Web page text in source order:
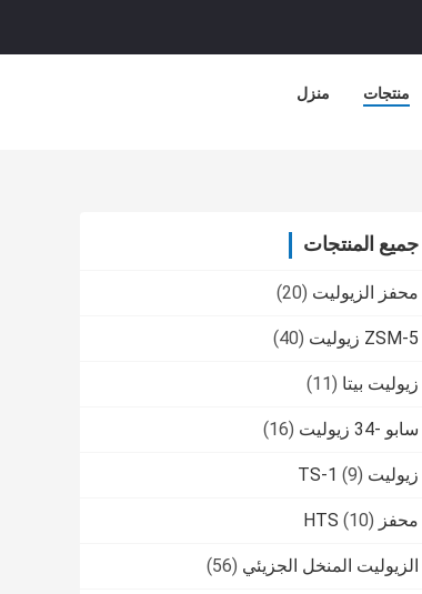
منزل منتجات
جميع المنتجات
محفز الزيوليت (20)
ZSM-5 زيوليت (40)
زيوليت بيتا (11)
سابو -34 زيوليت (16)
زيوليت TS-1 (9)
محفز HTS (10)
الزيوليت المنخل الجزيئي (56)